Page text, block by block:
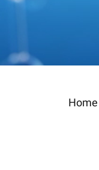
Home